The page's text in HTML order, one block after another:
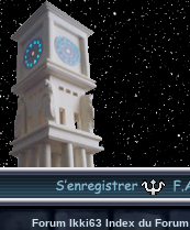
Forum Ikki63 Index du Forum